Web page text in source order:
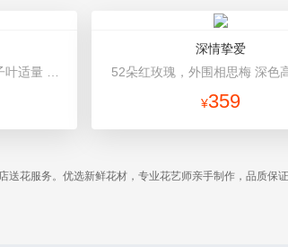
深情挚爱
52朵红玫瑰，外围相思梅 深色
¥359
花服务。优选新鲜花材，专业花艺师亲手制作，品质